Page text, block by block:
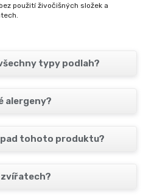
použití živočišných složek a
typy podlah?
alergeny?
tohoto produktu?